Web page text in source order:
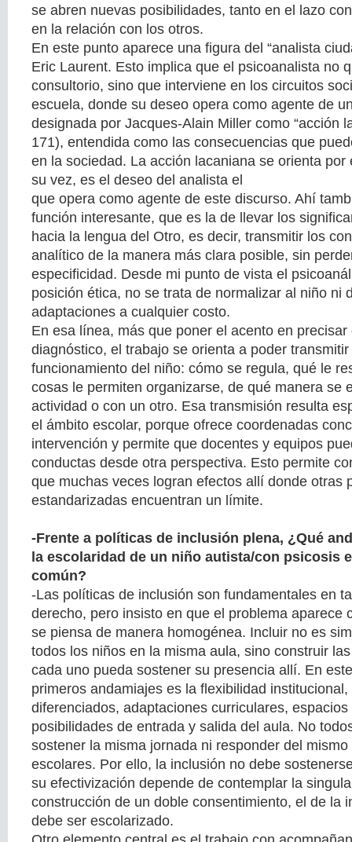
se abren nuevas posibilidades, tanto en el lazo
en la relación con los otros.
En este punto aparece una figura del “analista
Eric Laurent. Esto implica que el psicoanalista no
consultorio, sino que interviene en los circuitos
escuela, donde su deseo opera como agente de
designada por Jacques-Alain Miller como “acción
171), entendida como las consecuencias que
en la sociedad. La acción lacaniana se orienta
su vez, es el deseo del analista el
que opera como agente de este discurso. Ahí
función interesante, que es la de llevar los
hacia la lengua del Otro, es decir, transmitir los
analítico de la manera más clara posible, sin
especificidad. Desde mi punto de vista el
posición ética, no se trata de normalizar al niño ni
adaptaciones a cualquier costo.
En esa línea, más que poner el acento en precisar
diagnóstico, el trabajo se orienta a poder
funcionamiento del niño: cómo se regula, qué le
cosas le permiten organizarse, de qué manera se
actividad o con un otro. Esa transmisión resulta
el ámbito escolar, porque ofrece coordenadas
intervención y permite que docentes y equipos
conductas desde otra perspectiva. Esto permite
que muchas veces logran efectos allí donde otras
estandarizadas encuentran un límite.
-Frente a políticas de inclusión plena, ¿Qué
la escolaridad de un niño autista/con psicosis
común?
-Las políticas de inclusión son fundamentales en
derecho, pero insisto en que el problema aparece
se piensa de manera homogénea. Incluir no es
todos los niños en la misma aula, sino construir
cada uno pueda sostener su presencia allí. En
primeros andamiajes es la flexibilidad
diferenciados, adaptaciones curriculares,
posibilidades de entrada y salida del aula. No
sostener la misma jornada ni responder del
escolares. Por ello, la inclusión no debe
su efectivización depende de contemplar la
construcción de un doble consentimiento, el de la
debe ser escolarizado.